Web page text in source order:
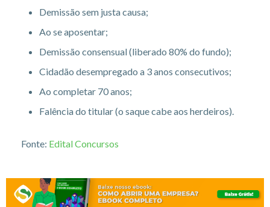
Demissão sem justa causa;
Ao se aposentar;
Demissão consensual (liberado 80% do fundo);
Cidadão desempregado a 3 anos consecutivos;
Ao completar 70 anos;
Falência do titular (o saque cabe aos herdeiros).
Fonte: Edital Concursos